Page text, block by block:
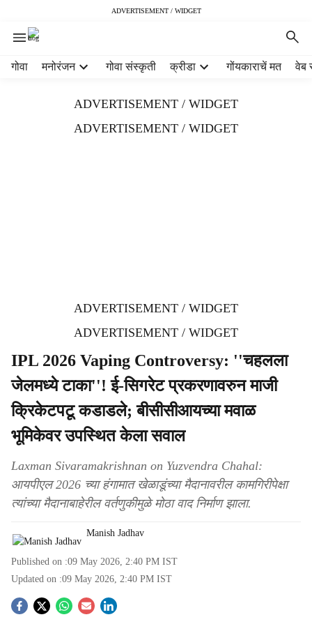
ADVERTISEMENT / WIDGET
गोवा मनोरंजन गोवा संस्कृती क्रीडा गोंयकाराचें मत वेब
ADVERTISEMENT / WIDGET
ADVERTISEMENT / WIDGET
ADVERTISEMENT / WIDGET
ADVERTISEMENT / WIDGET
IPL 2026 Vaping Controversy: ''चहलला
जेलमध्ये टाका''! ई-सिगरेट प्रकरणावरुन माजी
क्रिकेटपटू कडाडले; बीसीसीआयच्या मवाळ
भूमिकेवर उपस्थित केला सवाल
Laxman Sivaramakrishnan on Yuzvendra Chahal:
आयपीएल 2026 च्या हंगामात खेळाडूंच्या मैदानावरील कामगिरीपेक्षा
त्यांच्या मैदानाबाहेरील वर्तणुकीमुळे मोठा वाद निर्माण झाला.
Manish Jadhav
Published on :09 May 2026, 2:40 PM IST
Updated on :09 May 2026, 2:40 PM IST
S